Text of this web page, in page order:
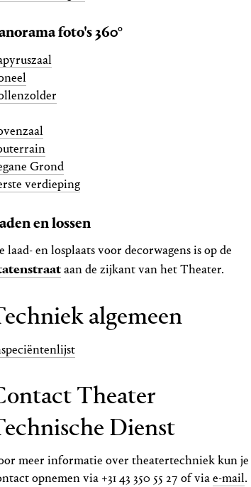
foto's 360°
Grond
verdieping
en lossen
laad- en losplaats voor decorwagens is op de
aan de zijkant van het Theater.
algemeen
Theater
Dienst
meer informatie over theatertechniek kun je
opnemen via +31 43 350 55 27 of viae-mail.